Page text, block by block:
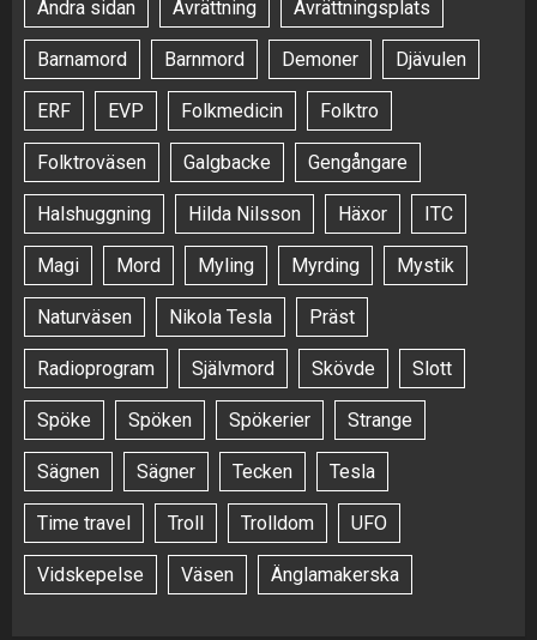
Andra sidan Avrättning Avrättningsplats
Barnamord Barnmord Demoner Djävulen
ERF EVP Folkmedicin Folktro
Folktroväsen Galgbacke Gengångare
Halshuggning Hilda Nilsson Häxor ITC
Magi Mord Myling Myrding Mystik
Naturväsen Nikola Tesla Präst
Radioprogram Självmord Skövde Slott
Spöke Spöken Spökerier Strange
Sägnen Sägner Tecken Tesla
Time travel Troll Trolldom UFO
Vidskepelse Väsen Änglamakerska